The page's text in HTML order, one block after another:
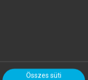
Összes süti